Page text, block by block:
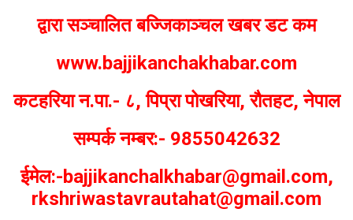
द्वारा सञ्चालित बज्जिकाञ्चल खबर डट कम
www.bajjikanchakhabar.com
कटहरिया न.पा.- ८, पिप्रा पोखरिया, रौतहट, नेपाल
सम्पर्क नम्बर:- 9855042632
ईमेल:-bajjikanchalkhabar@gmail.com,
rkshriwastavrautahat@gmail.com